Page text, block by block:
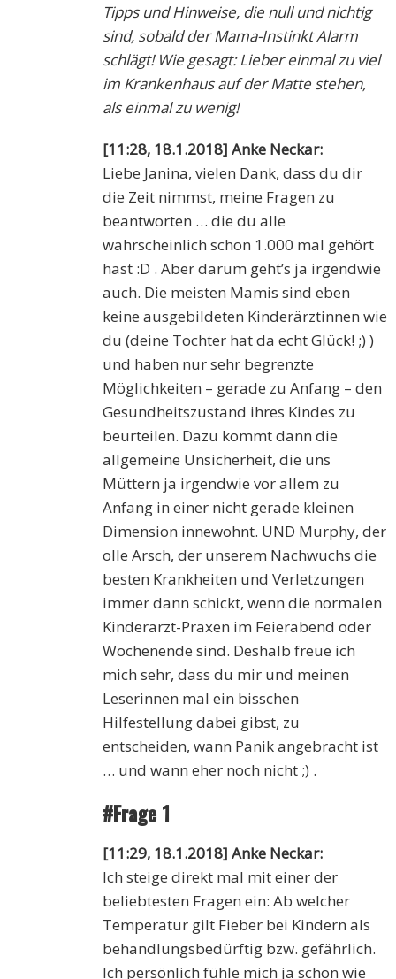
Tipps und Hinweise, die null und nichtig
sind, sobald der Mama-Instinkt Alarm
schlägt! Wie gesagt: Lieber einmal zu viel
im Krankenhaus auf der Matte stehen,
als einmal zu wenig!
[11:28, 18.1.2018] Anke Neckar:
Liebe Janina, vielen Dank, dass du dir
die Zeit nimmst, meine Fragen zu
beantworten … die du alle
wahrscheinlich schon 1.000 mal gehört
hast :D . Aber darum geht’s ja irgendwie
auch. Die meisten Mamis sind eben
keine ausgebildeten Kinderärztinnen wie
du (deine Tochter hat da echt Glück! ;) )
und haben nur sehr begrenzte
Möglichkeiten – gerade zu Anfang – den
Gesundheitszustand ihres Kindes zu
beurteilen. Dazu kommt dann die
allgemeine Unsicherheit, die uns
Müttern ja irgendwie vor allem zu
Anfang in einer nicht gerade kleinen
Dimension innewohnt. UND Murphy, der
olle Arsch, der unserem Nachwuchs die
besten Krankheiten und Verletzungen
immer dann schickt, wenn die normalen
Kinderarzt-Praxen im Feierabend oder
Wochenende sind. Deshalb freue ich
mich sehr, dass du mir und meinen
Leserinnen mal ein bisschen
Hilfestellung dabei gibst, zu
entscheiden, wann Panik angebracht ist
… und wann eher noch nicht ;) .
#Frage 1
[11:29, 18.1.2018] Anke Neckar:
Ich steige direkt mal mit einer der
beliebtesten Fragen ein: Ab welcher
Temperatur gilt Fieber bei Kindern als
behandlungsbedürftig bzw. gefährlich.
Ich persönlich fühle mich ja schon wie